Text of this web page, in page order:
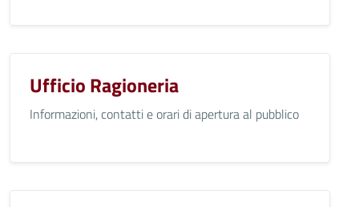
Ufficio Ragioneria
Informazioni, contatti e orari di apertura al pubblico